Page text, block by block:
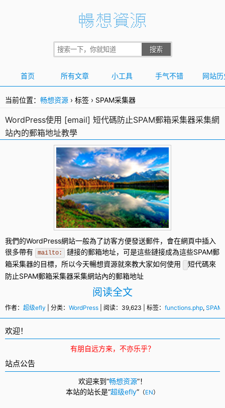
首页 所有文章 小工具 手气不错 网站历
当前位置： 畅想资源 › 标签 › SPAM采集器
WordPress使用 [email] 短代碼防止SPAM郵箱采集器采集網
站內的郵箱地址教學
我們的WordPress網站一般為了訪客方便發送郵件，會在網頁中插入
很多帶有
mailto:
鏈接的郵箱地址，可是這些鏈接成為這些SPAM郵
箱采集器的目標，所以今天暢想資源就來教大家如何使用
短代碼來
防止SPAM郵箱采集器采集網站內的郵箱地址
阅读全文
作者： 超级efly | 分类： WordPress | 阅读：39,623 | 标签： functions.php, SPAM
欢迎！
有朋自远方来，不亦乐乎？
站点公告
欢迎来到“畅想资源”！
本站的站长是“超级efly” （EN）